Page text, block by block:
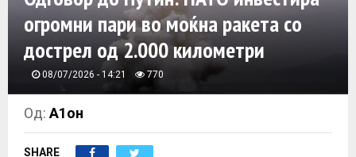
R
M
огромни пари во моќна ракета со
дострел од 2.000 километри
08/07/2026 - 14:21 770
Од:А1он
SHARE